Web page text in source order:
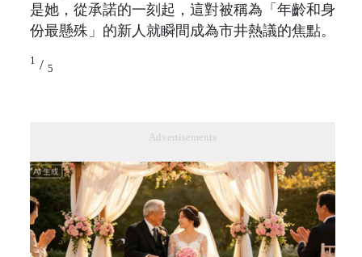
是她，從承諾的一刻起，這對被稱為「年齡和身
份最懸殊」的新人就瞬間成為市井熱議的焦點。
1 / 5
Advertisements